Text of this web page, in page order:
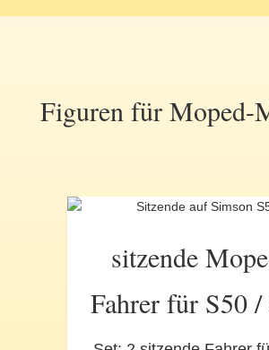
Figuren für Moped-
sitzende
Fahrer für S50 /